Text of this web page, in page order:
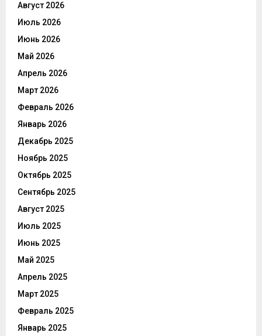
Август 2026
Июль 2026
Июнь 2026
Май 2026
Апрель 2026
Март 2026
Февраль 2026
Январь 2026
Декабрь 2025
Ноябрь 2025
Октябрь 2025
Сентябрь 2025
Август 2025
Июль 2025
Июнь 2025
Май 2025
Апрель 2025
Март 2025
Февраль 2025
Январь 2025